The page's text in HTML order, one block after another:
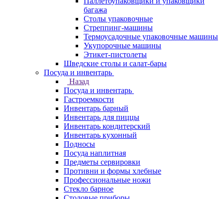
багажа
Столы упаковочные
Стреппинг-машины
Термоусадочные упаковочные машины
Укупорочные машины
Этикет-пистолеты
Шведские столы и салат-бары
Посуда и инвентарь
Назад
Посуда и инвентарь
Гастроемкости
Инвентарь барный
Инвентарь для пиццы
Инвентарь кондитерский
Инвентарь кухонный
Подносы
Посуда наплитная
Предметы сервировки
Противни и формы хлебные
Профессиональные ножи
Стекло барное